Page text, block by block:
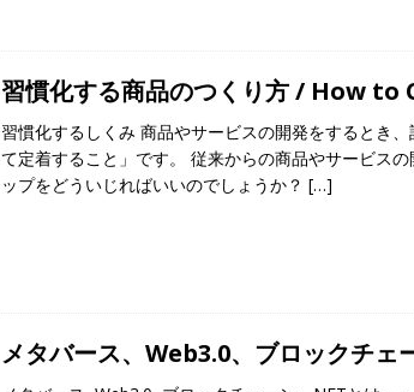
習慣化する商品のつくり方 / How
習慣化するしくみ 商品やサービスの開発をするとき
て定着すること」です。 従来からの商品やサービス
ップをどういじればいいのでしょうか？ […]
メタバース、Web3.0、ブロックチェ